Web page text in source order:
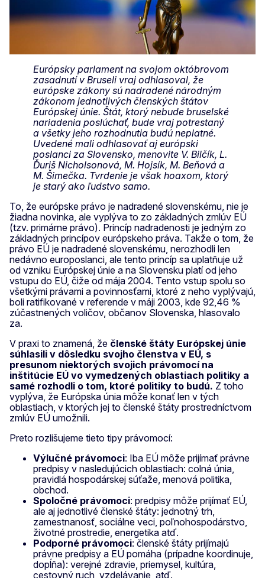
Európsky parlament na svojom októbrovom
zasadnutí v Bruseli vraj odhlasoval, že
európske zákony sú nadradené národným
zákonom jednotlivých členských štátov
Európskej únie. Štát, ktorý nebude bruselské
nariadenia poslúchať, bude vraj potrestaný
a všetky jeho rozhodnutia budú neplatné.
Uvedené mali odhlasovať aj európski
poslanci za Slovensko, menovite V. Bilčík, L.
Ďuriš Nicholsonová, M. Hojsík, M. Beňová a
M. Šimečka. Tvrdenie je však hoaxom, ktorý
je starý ako ľudstvo samo.
To, že európske právo je nadradené slovenskému, nie je
žiadna novinka, ale vyplýva to zo základných zmlúv EÚ
(tzv. primárne právo). Princíp nadradenosti je jedným zo
základných princípov európskeho práva. Takže o tom, že
právo EÚ je nadradené slovenskému, nerozhodli len
nedávno europoslanci, ale tento princíp sa uplatňuje už
od vzniku Európskej únie a na Slovensku platí od jeho
vstupu do EÚ, čiže od mája 2004. Tento vstup spolu so
všetkými právami a povinnosťami, ktoré z neho vyplývajú,
boli ratifikované v referende v máji 2003, kde 92,46 %
zúčastnených voličov, občanov Slovenska, hlasovalo
za.
V praxi to znamená, že členské štáty Európskej únie
súhlasili v dôsledku svojho členstva v EÚ, s
presunom niektorých svojich právomocí na
inštitúcie EÚ vo vymedzených oblastiach politiky a
samé rozhodli o tom, ktoré politiky to budú. Z toho
vyplýva, že Európska únia môže konať len v tých
oblastiach, v ktorých jej to členské štáty prostredníctvom
zmlúv EÚ umožnili.
Preto rozlišujeme tieto tipy právomocí:
Výlučné právomoci: Iba EÚ môže prijímať právne
predpisy v nasledujúcich oblastiach: colná únia,
pravidlá hospodárskej súťaže, menová politika,
obchod.
Spoločné právomoci: predpisy môže prijímať EÚ,
ale aj jednotlivé členské štáty: jednotný trh,
zamestnanosť, sociálne veci, poľnohospodárstvo,
životné prostredie, energetika atď.
Podporné právomoci: členské štáty prijímajú
právne predpisy a EÚ pomáha (prípadne koordinuje,
dopĺňa): verejné zdravie, priemysel, kultúra,
cestovný ruch, vzdelávanie, atď.